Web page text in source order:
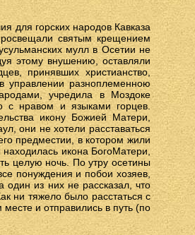
для горских народов Кавказа
святым крещением
мулл в Осетии не
этому внушению, оставляли
принявших христианство,
управлении разноплеменною
учредила в Моздоке
с нравом и языками горцев.
икону Божией Матери,
они не хотели расставаться
предместии, в котором жили
икона БогоМатери,
целую ночь. По утру осетины
понуждения и побои хозяев,
один из них не рассказал, что
ни тяжело было расстаться с
и отправились в путь (по